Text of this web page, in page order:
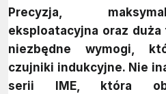
Precyzja,
eksploatacyjna oraz
niezbędne wymogi,
czujniki indukcyjne. Nie
serii IME, która